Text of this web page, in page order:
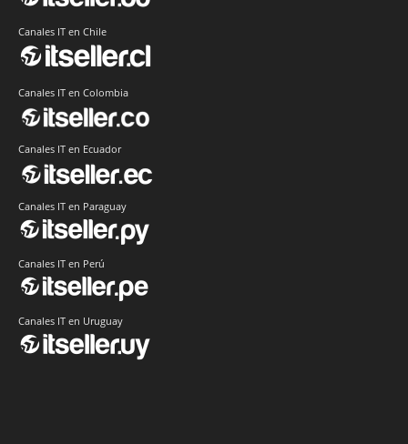
Canales IT en Chile
Canales IT en Colombia
Canales IT en Ecuador
Canales IT en Paraguay
Canales IT en Perú
Canales IT en Uruguay